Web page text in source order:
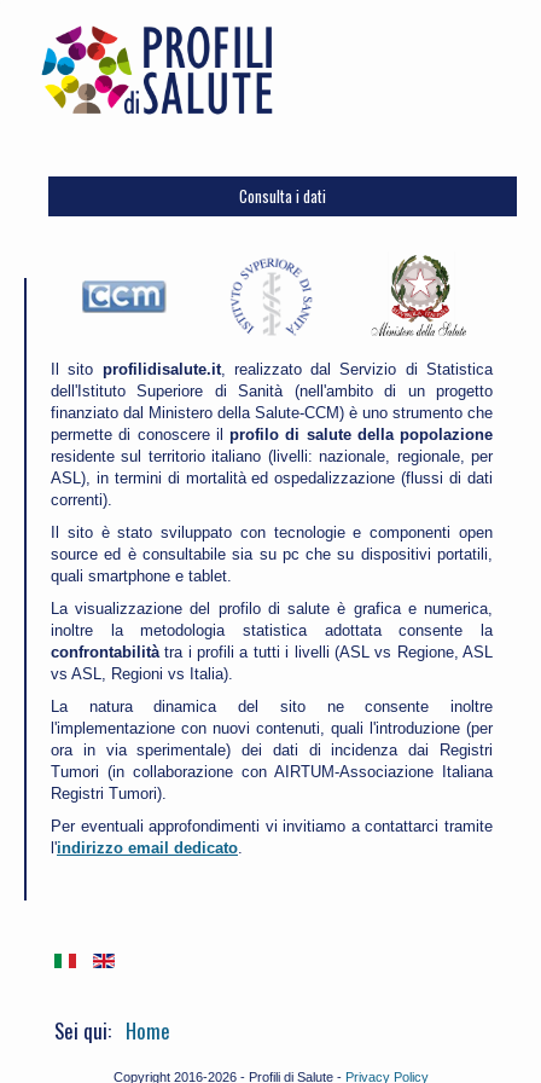
Consulta i dati
Il sito profilidisalute.it, realizzato dal Servizio di Statistica
dell'Istituto Superiore di Sanità (nell'ambito di un progetto
finanziato dal Ministero della Salute-CCM) è uno strumento che
permette di conoscere il profilo di salute della popolazione
residente sul territorio italiano (livelli: nazionale, regionale, per
ASL), in termini di mortalità ed ospedalizzazione (flussi di dati
correnti).
Il sito è stato sviluppato con tecnologie e componenti open
source ed è consultabile sia su pc che su dispositivi portatili,
quali smartphone e tablet.
La visualizzazione del profilo di salute è grafica e numerica,
inoltre la metodologia statistica adottata consente la
confrontabilitàtra i profili a tutti i livelli (ASL vs Regione, ASL
vs ASL, Regioni vs Italia).
La natura dinamica del sito ne consente inoltre
l'implementazione con nuovi contenuti, quali l'introduzione (per
ora in via sperimentale) dei dati di incidenza dai Registri
Tumori (in collaborazione con AIRTUM-Associazione Italiana
Registri Tumori).
Per eventuali approfondimenti vi invitiamo a contattarci tramite
l'indirizzo email dedicato.
Sei qui: Home
Copyright 2016-2026 - Profili di Salute - Privacy Policy